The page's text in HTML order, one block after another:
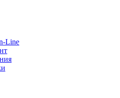
Line